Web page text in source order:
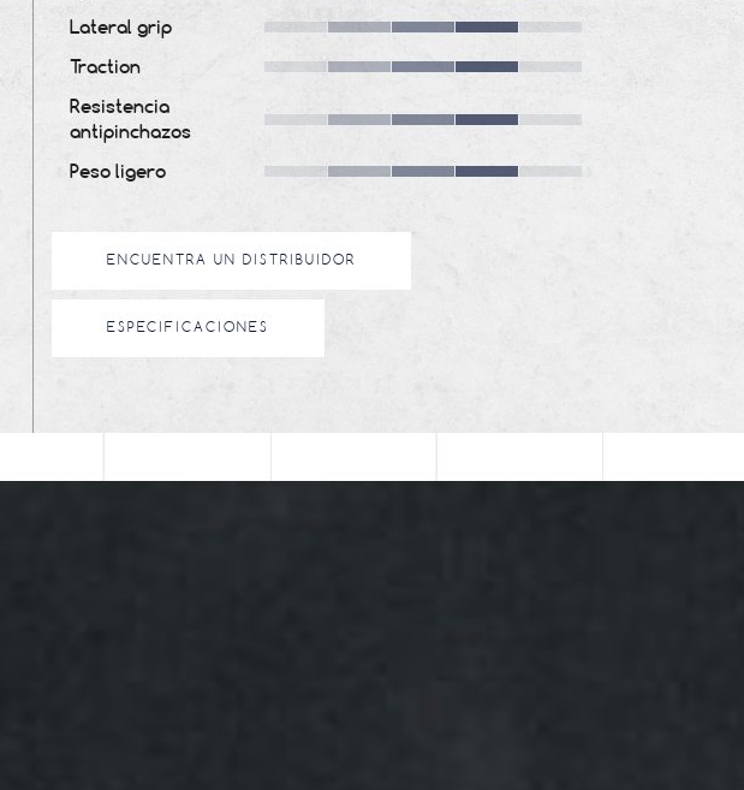
Lateral grip
Traction
Resistencia
antipinchazos
Peso ligero
ENCUENTRA UN DISTRIBUIDOR
ESPECIFICACIONES